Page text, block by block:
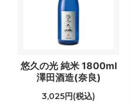
悠久の光 純米 1800ml
澤田酒造(奈良)
3,025円(税込)